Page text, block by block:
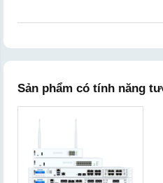
Sản phẩm có tính năng